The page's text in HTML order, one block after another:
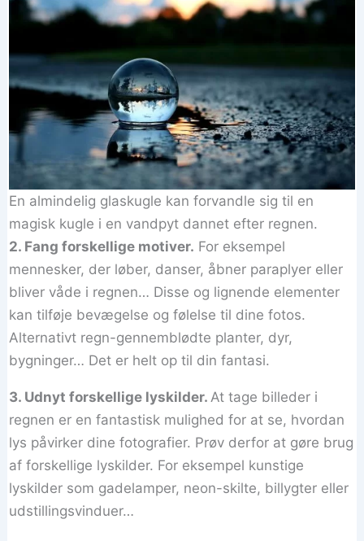
En almindelig glaskugle kan forvandle sig til en
magisk kugle i en vandpyt dannet efter regnen.
2. Fang forskellige motiver. For eksempel
mennesker, der løber, danser, åbner paraplyer eller
bliver våde i regnen… Disse og lignende elementer
kan tilføje bevægelse og følelse til dine fotos.
Alternativt regn-gennemblødte planter, dyr,
bygninger… Det er helt op til din fantasi.
3. Udnyt forskellige lyskilder. At tage billeder i
regnen er en fantastisk mulighed for at se, hvordan
lys påvirker dine fotografier. Prøv derfor at gøre brug
af forskellige lyskilder. For eksempel kunstige
lyskilder som gadelamper, neon-skilte, billygter eller
udstillingsvinduer…